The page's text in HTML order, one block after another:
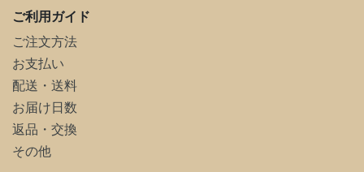
ご利用ガイド
ご注文方法
お支払い
配送・送料
お届け日数
返品・交換
その他